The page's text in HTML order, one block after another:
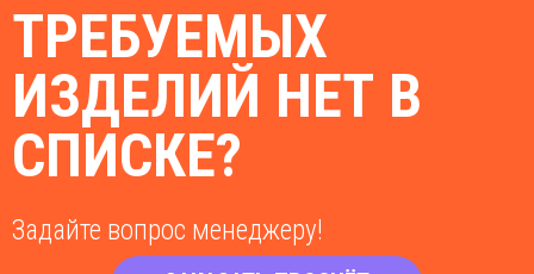
ТРЕБУЕМЫХ
ИЗДЕЛИЙ НЕТ В
СПИСКЕ?
Задайте вопрос менеджеру!